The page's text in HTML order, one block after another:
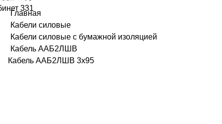
331
Главная
Кабели силовые
Кабели силовые с бумажной изоляцией
Кабель ААБ2ЛШВ
Кабель ААБ2ЛШВ 3х95